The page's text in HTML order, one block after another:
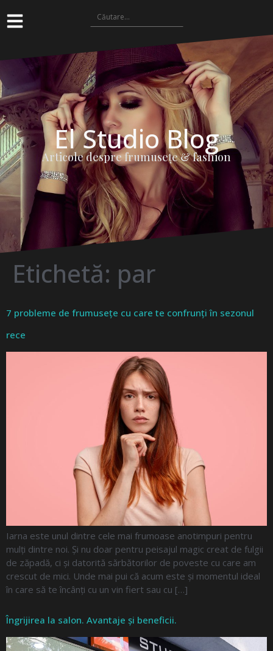
El Studio Blog
Articole despre frumuseţe & fashion
Etichetă: par
7 probleme de frumusețe cu care te confrunți în sezonul
rece
Iarna este unul dintre cele mai frumoase anotimpuri pentru
mulți dintre noi. Și nu doar pentru peisajul magic creat de fulgii
de zăpadă, ci și datorită sărbătorilor de poveste cu care am
crescut de mici. Unde mai pui că acum este și momentul ideal
în care să te încânți cu un vin fiert sau cu […]
Îngrijirea la salon. Avantaje și beneficii.